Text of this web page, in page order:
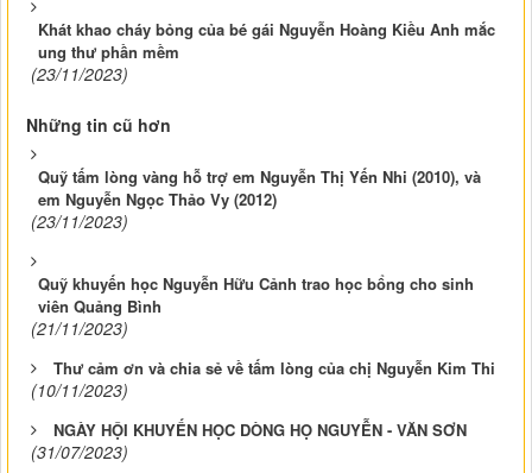
Khát khao cháy bỏng của bé gái Nguyễn Hoàng Kiều Anh mắc
ung thư phần mềm
(23/11/2023)
Những tin cũ hơn
Quỹ tấm lòng vàng hỗ trợ em Nguyễn Thị Yến Nhi (2010), và
em Nguyễn Ngọc Thảo Vy (2012)
(23/11/2023)
Quỹ khuyến học Nguyễn Hữu Cảnh trao học bổng cho sinh
viên Quảng Bình
(21/11/2023)
Thư cảm ơn và chia sẻ về tấm lòng của chị Nguyễn Kim Thi
(10/11/2023)
NGÀY HỘI KHUYẾN HỌC DÒNG HỌ NGUYỄN - VĂN SƠN
(31/07/2023)